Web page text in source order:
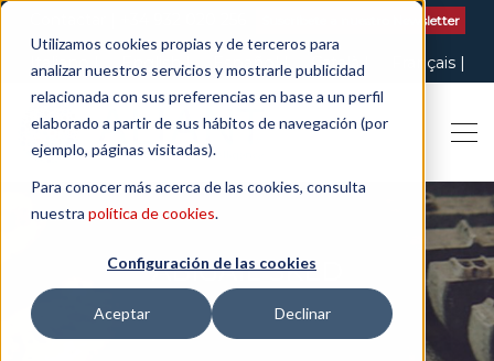
Utilizamos cookies propias y de terceros para
analizar nuestros servicios y mostrarle publicidad
relacionada con sus preferencias en base a un perfil
elaborado a partir de sus hábitos de navegación (por
ejemplo, páginas visitadas).
Para conocer más acerca de las cookies, consulta
nuestra política de cookies.
Configuración de las cookies
Aceptar Declinar
Suscribete a nuestro Newsletter
Español Català
English Français
Italiano
ABIGAIL SKED